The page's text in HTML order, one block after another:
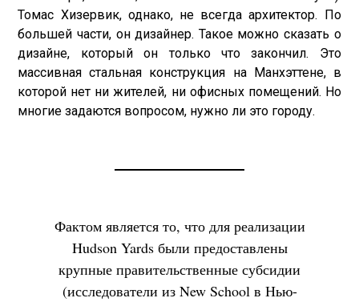
Томас Хизервик, однако, не всегда архитектор. По
большей части, он дизайнер. Такое можно сказать о
дизайне, который он только что закончил. Это
массивная стальная конструкция на Манхэттене, в
которой нет ни жителей, ни офисных помещений. Но
многие задаются вопросом, нужно ли это городу.
Фактом является то, что для реализации
Hudson Yards были предоставлены
крупные правительственные субсидии
(исследователи из New School в Нью-